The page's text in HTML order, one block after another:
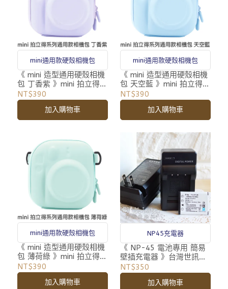
mini通用款硬殼相機包
《 mini 造型通用硬殼相機
包 丁香紫 》mini 拍立得
專用 相機包 收納包 附背
帶
NT$390
加入購物車
mini通用款硬殼相機包
《 mini 造型通用硬殼相機
包 天空藍 》mini 拍立得
專用 相機包 收納包 附背
帶
NT$390
加入購物車
mini通用款硬殼相機包
《 mini 造型通用硬殼相機
包 薄荷綠 》mini 拍立得
專用 相機包 收納包 附背
帶
NT$390
加入購物車
NP45充電器
《 NP-45 電池專用 簡易
壁插充電器 》台灣世訊
NP45 NP-45電池專用充
電器
NT$350
加入購物車